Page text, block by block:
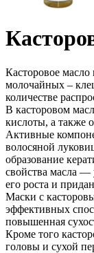
Касторовое масло
молочайных –
количестве
В касторовом
кислоты, а также
Активные
волосяной
образование
свойства масла —
его роста и
Маски с
эффективных
повышенная
Кроме того
головы и сухой